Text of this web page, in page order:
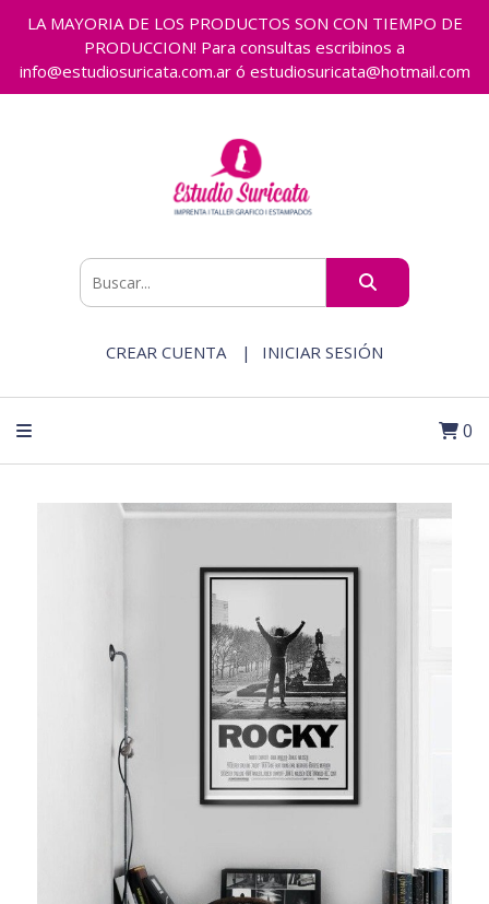
LA MAYORIA DE LOS PRODUCTOS SON CON TIEMPO DE
PRODUCCION! Para consultas escribinos a
info@estudiosuricata.com.ar ó estudiosuricata@hotmail.com
CREAR CUENTA INICIAR SESIÓN
0